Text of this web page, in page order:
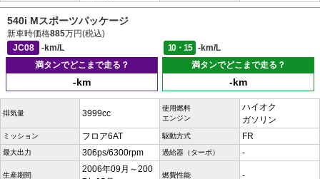
540i Mスポーツパッケージ
新車時価格885万円(税込)
JC08
-km/L 10・15
-km/L
満タンでどこまで走る？
-km
満タンでどこまで走る？
-km
排気量 3999cc
使用燃料
エンジン
ハイオク
ガソリン
ミッション フロア6AT 駆動方式 FR
最大出力 306ps/6300rpm 過給器（ターボ） -
生産期間
2006年09月～200
燃費性能 -